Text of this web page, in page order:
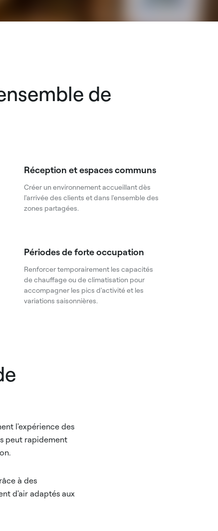
de
Réception et espaces communs
Créer un environnement accueillant dès
l'arrivée des clients et dans l'ensemble des
zones partagées.
Périodes de forte occupation
Renforcer temporairement les capacités
de chauffage ou de climatisation pour
accompagner les pics d'activité et les
variations saisonnières.
l'expérience des
peut rapidement
à des
d'air adaptés aux